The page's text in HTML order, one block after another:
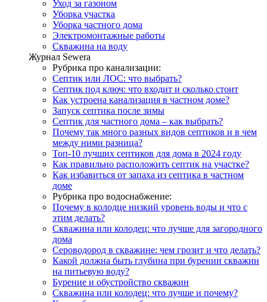
Уход за газоном
Уборка участка
Уборка частного дома
Электромонтажные работы
Скважина на воду
Журнал Sewera
Рубрика про канализации:
Септик или ЛОС: что выбрать?
Септик под ключ: что входит и сколько стоит
Как устроена канализация в частном доме?
Запуск септика после зимы
Септик для частного дома – как выбрать?
Почему так много разных видов септиков и в чем
между ними разница?
Топ-10 лучших септиков для дома в 2024 году
Как правильно расположить септик на участке?
Как избавиться от запаха из септика в частном
доме
Рубрика про водоснабжение:
Почему в колодце низкий уровень воды и что с
этим делать?
Скважина или колодец: что лучше для загородного
дома
Сероводород в скважине: чем грозит и что делать?
Какой должна быть глубина при бурении скважин
на питьевую воду?
Бурение и обустройство скважин
Скважина или колодец: что лучше и почему?